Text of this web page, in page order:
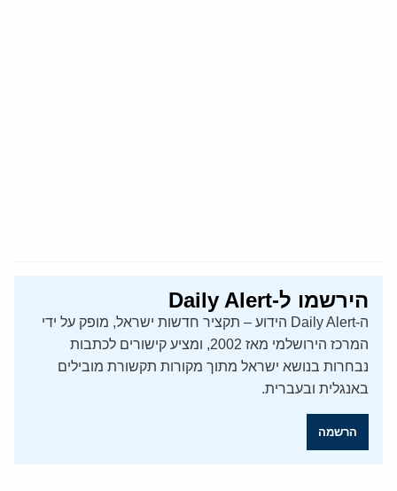
הירשמו ל-Daily Alert
ה-Daily Alert הידוע – תקציר חדשות ישראל, מופק על ידי
המרכז הירושלמי מאז 2002, ומציע קישורים לכתבות
נבחרות בנושא ישראל מתוך מקורות תקשורת מובילים
באנגלית ובעברית.
הרשמה